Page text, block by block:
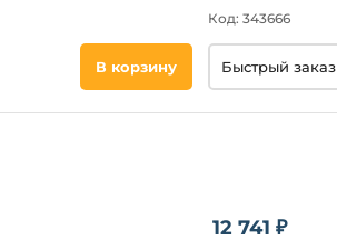
Код: 343666
В корзину Быстрый заказ
12 741 ₽